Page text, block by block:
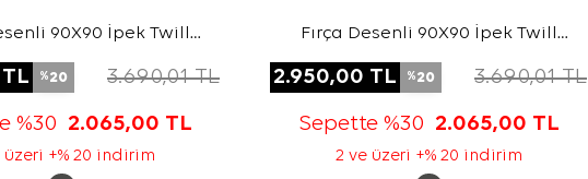
90X90 İpek Twill
%20 3.690,01TL
%30 2.065,00 TL
üzeri +% 20 indirim
Fırça Desenli 90X90 İpek Twill
2.950,00 TL %20 3.690,01TL
Sepette %30 2.065,00 TL
2 ve üzeri +% 20 indirim